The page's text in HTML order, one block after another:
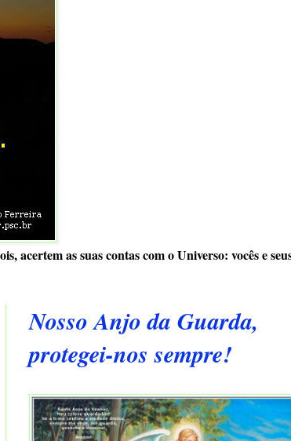
acertem as suas contas com o Universo: vocês e
Nosso Anjo da Guarda,
protegei-nos sempre!